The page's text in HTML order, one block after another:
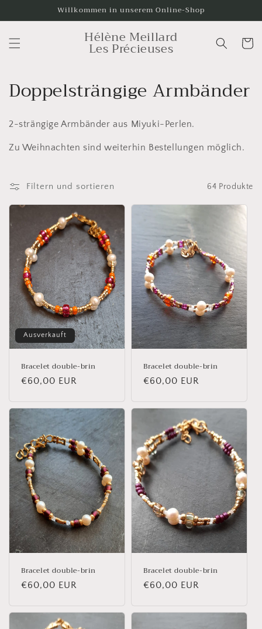
Inhalt
Willkommen in unserem Online-Shop
Hélène Meillard
Les Précieuses
K
a
t
e
g
o
r
i
e
:
Doppelsträngige Armbänder
2-strängige Armbänder aus Miyuki-Perlen.
Zu Weihnachten sind weiterhin Bestellungen möglich.
Filtern und sortieren 64 Produkte
Ausverkauft
Bracelet double-brin
Normaler
€60,00 EUR
Bracelet double-brin
Normaler
€60,00 EUR
Bracelet double-brin
Normaler
€60,00 EUR
Bracelet double-brin
Normaler
€60,00 EUR